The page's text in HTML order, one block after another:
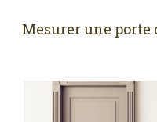
Mesurer une porte